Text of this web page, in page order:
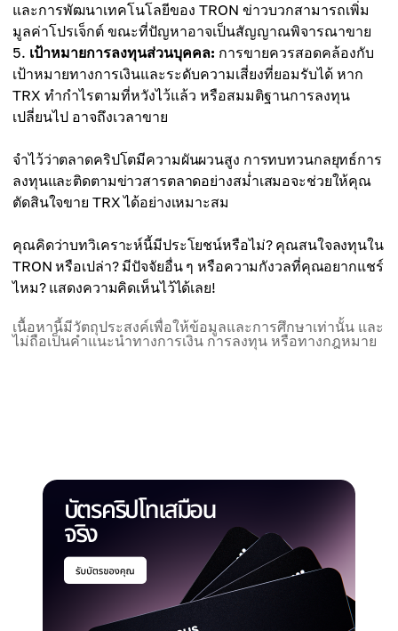
และการพัฒนาเทคโนโลยีของ TRON ข่าวบวกสามารถเพิ่ม
มูลค่าโปรเจ็กต์ ขณะที่ปัญหาอาจเป็นสัญญาณพิจารณาขาย
เป้าหมายการลงทุนส่วนบุคคล: การขายควรสอดคล้องกับ
เป้าหมายทางการเงินและระดับความเสี่ยงที่ยอมรับได้ หาก
TRX ทำกำไรตามที่หวังไว้แล้ว หรือสมมติฐานการลงทุน
เปลี่ยนไป อาจถึงเวลาขาย
จำไว้ว่าตลาดคริปโตมีความผันผวนสูง การทบทวนกลยุทธ์การ
ลงทุนและติดตามข่าวสารตลาดอย่างสม่ำเสมอจะช่วยให้คุณ
ตัดสินใจขาย TRX ได้อย่างเหมาะสม
คุณคิดว่าบทวิเคราะห์นี้มีประโยชน์หรือไม่? คุณสนใจลงทุนใน
TRON หรือเปล่า? มีปัจจัยอื่น ๆ หรือความกังวลที่คุณอยากแชร์
ไหม? แสดงความคิดเห็นไว้ได้เลย!
เนื้อหานี้มีวัตถุประสงค์เพื่อให้ข้อมูลและการศึกษาเท่านั้น และ
ไม่ถือเป็นคำแนะนำทางการเงิน การลงทุน หรือทางกฎหมาย